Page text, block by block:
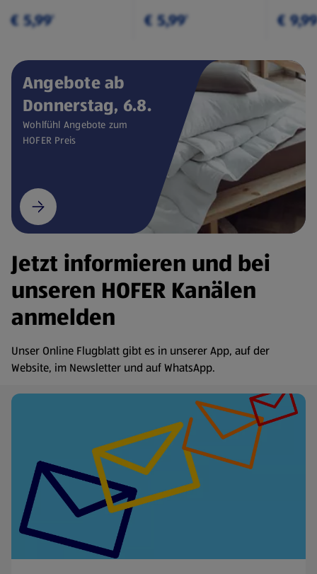
€ 5,99¹ € 5,99¹ €
Angebote ab
Donnerstag, 6.8.
Wohlfühl Angebote zum
HOFER Preis
Jetzt informieren und bei
unseren HOFER Kanälen
anmelden
Unser Online Flugblatt gibt es in unserer App, auf der
Website, im Newsletter und auf WhatsApp.